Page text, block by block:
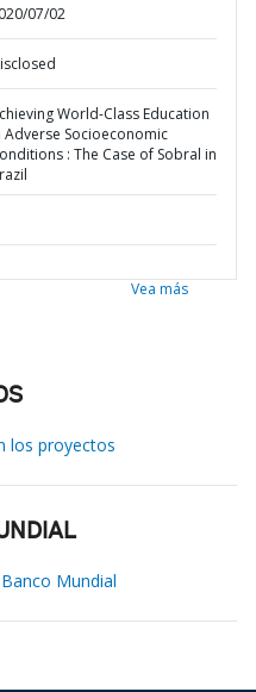
07/02
World-Class Education
Adverse Socioeconomic
: The Case of Sobral in
Vea más
los proyectos
Mundial